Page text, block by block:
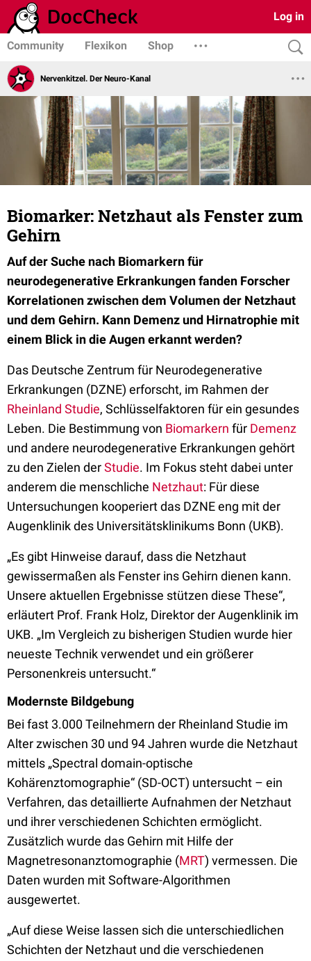
Log in
Community Flexikon Shop
Nervenkitzel. Der Neuro-Kanal
Biomarker: Netzhaut als Fenster zum
Gehirn
Auf der Suche nach Biomarkern für
neurodegenerative Erkrankungen fanden Forscher
Korrelationen zwischen dem Volumen der Netzhaut
und dem Gehirn. Kann Demenz und Hirnatrophie mit
einem Blick in die Augen erkannt werden?
Das Deutsche Zentrum für Neurodegenerative
Erkrankungen (DZNE) erforscht, im Rahmen der
Rheinland Studie, Schlüsselfaktoren für ein gesundes
Leben. Die Bestimmung von Biomarkern für Demenz
und andere neurodegenerative Erkrankungen gehört
zu den Zielen derStudie. Im Fokus steht dabei unter
anderem die menschliche Netzhaut: Für diese
Untersuchungen kooperiert das DZNE eng mit der
Augenklinik des Universitätsklinikums Bonn (UKB).
„Es gibt Hinweise darauf, dass die Netzhaut
gewissermaßen als Fenster ins Gehirn dienen kann.
Unsere aktuellen Ergebnisse stützen diese These“,
erläutert Prof. Frank Holz, Direktor der Augenklinik im
UKB. „Im Vergleich zu bisherigen Studien wurde hier
neueste Technik verwendet und ein größerer
Personenkreis untersucht.“
Modernste Bildgebung
Bei fast 3.000 Teilnehmern der Rheinland Studie im
Alter zwischen 30 und 94 Jahren wurde die Netzhaut
mittels „Spectral domain-optische
Kohärenztomographie“ (SD-OCT) untersucht – ein
Verfahren, das detaillierte Aufnahmen der Netzhaut
und ihrer verschiedenen Schichten ermöglicht.
Zusätzlich wurde das Gehirn mit Hilfe der
Magnetresonanztomographie (MRT) vermessen. Die
Daten wurden mit Software-Algorithmen
ausgewertet.
„Auf diese Weise lassen sich die unterschiedlichen
Schichten der Netzhaut und die verschiedenen